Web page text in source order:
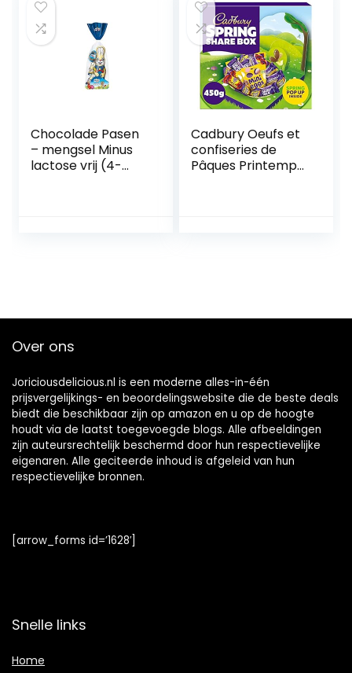
with a smooth
melting filling
-260g
Chocolade Pasen
– mengsel Minus
lactose vrij (4-
Cadbury Oeufs et
confiseries de
Pâques Printemps
Over ons
Joriciousdelicious.nl is een moderne alles-in-één
prijsvergelijkings- en beoordelingswebsite die de beste deals
biedt die beschikbaar zijn op amazon en u op de hoogte
houdt via de laatst toegevoegde blogs. Alle afbeeldingen
zijn auteursrechtelijk beschermd door hun respectievelijke
eigenaren. Alle geciteerde inhoud is afgeleid van hun
respectievelijke bronnen.
[arrow_forms id=’1628′]
Snelle links
Home